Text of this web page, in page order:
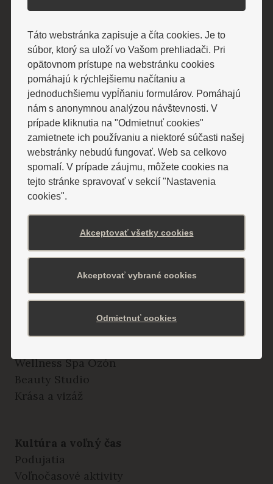
Pobyty a ceny
Relaxačné pobyty
Liečebné pobyty
Senior pobyty
Špeciálne sezónne pobyty
Ostatné cenníky
Ubytovanie
Hotely
Vilky
Hotel Alexander
Detská liečebňa Valentína
Odborné ambulancie a vyšetrenia
Poliklinika Remedium
Wellness Spa Ozón
Beauty Studio
Krása a vizáž
Kultúra a voľný čas
Podujatia
Voľnočasové aktivity
Táto webstránka zapisuje a číta cookies. Je to
súbor, ktorý sa uloží vo Vašom prehliadači. Pri
opätovnom prístupe na webstránku cookies
pomáhajú k rýchlejšiemu načítaniu a
jednoduchšiemu vypĺňaniu formulárov. Pomáhajú
nám s anonymnou analýzou návštevnosti. V
prípade kliknutia na "Odmietnuť cookies"
zamietnete ich používaniu a niektoré súčasti našej
webstránky nebudú fungovať. Web sa celkovo
spomalí. V prípade záujmu, môžete cookies na
tejto stránke spravovať v sekcií "Nastavenia
cookies".
Akceptovať všetky cookies
Akceptovať vybrané cookies
Odmietnuť cookies